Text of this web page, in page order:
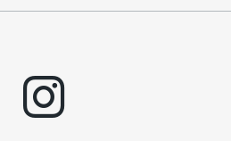
instagram